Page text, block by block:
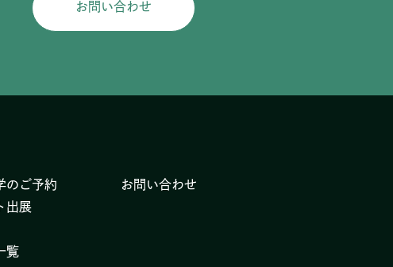
お問い合わせ
のご予約
出展
覧
お問い合わせ